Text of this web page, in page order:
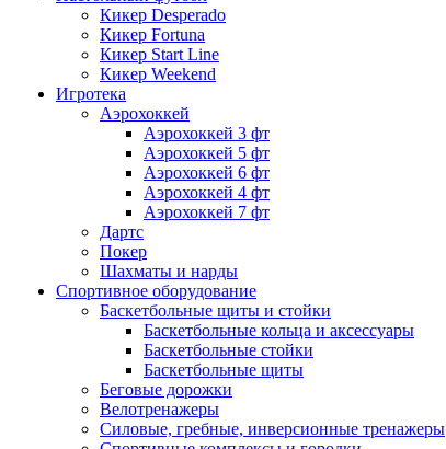
Кикер Desperado
Кикер Fortuna
Кикер Start Line
Кикер Weekend
Игротека
Аэрохоккей
Аэрохоккей 3 фт
Аэрохоккей 5 фт
Аэрохоккей 6 фт
Аэрохоккей 4 фт
Аэрохоккей 7 фт
Дартс
Покер
Шахматы и нарды
Спортивное оборудование
Баскетбольные щиты и стойки
Баскетбольные кольца и аксессуары
Баскетбольные стойки
Баскетбольные щиты
Беговые дорожки
Велотренажеры
Силовые, гребные, инверсионные тренажеры